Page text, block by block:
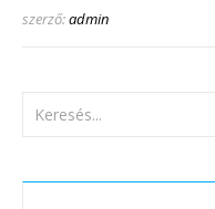
szerző:admin